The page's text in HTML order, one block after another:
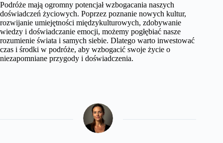
Podróże mają ogromny potencjał wzbogacania naszych
doświadczeń życiowych. Poprzez poznanie nowych kultur,
rozwijanie umiejętności międzykulturowych, zdobywanie
wiedzy i doświadczanie emocji, możemy pogłębiać nasze
rozumienie świata i samych siebie. Dlatego warto inwestować
czas i środki w podróże, aby wzbogacić swoje życie o
niezapomniane przygody i doświadczenia.